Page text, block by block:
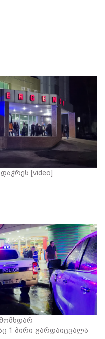
[video]
1 პირი გარდაიცვალა